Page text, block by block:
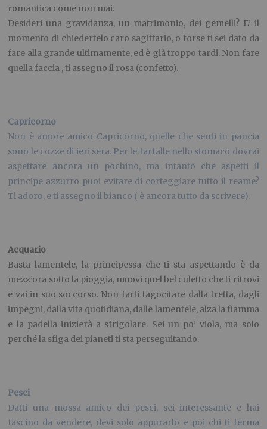
romantica come non mai.
Desideri una gravidanza, un matrimonio, dei gemelli? E’ il
momento di chiedertelo caro sagittario, o forse ti sei dato da
fare alla grande ultimamente, ed è già troppo tardi. Non fare
quella faccia , ti assegno il rosa (confetto).
Capricorno
Non è amore amico Capricorno, quelle che senti in pancia
sono le cozze di ieri sera. Per le farfalle nello stomaco dovrai
aspettare ancora un pochino, ma intanto che aspetti il
principe azzurro puoi evitare di corteggiare tutto il reame?
Ti adoro, e ti assegno il bianco ( è ancora tutto da scrivere).
Acquario
Basta lamentele, la principessa che ti sta aspettando è da
mezz’ora sotto la pioggia, muovi quel bel culetto che ti ritrovi
e vai in suo soccorso. Non farti fagocitare dalla fretta, dagli
impegni, dalla vita quotidiana, dalle lamentele, alza la fiamma
e la padella inizierà a sfrigolare. Sei un po’ viola, ma solo
perché la sfiga dei pianeti ti sta perseguitando.
Pesci
Datti una mossa amico dei pesci, sei interessante e hai
fascino da vendere, devi solo appurarlo e poi chi ti ferma